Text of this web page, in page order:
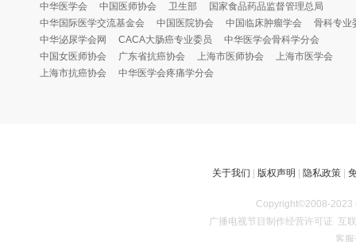
中华医学会 中国医师协会 卫生部
国家食品药品监督管理总局
中华国际医学交流基金会
中国医院协会 中国临床肿瘤学会
骨科专业
中华泌尿学会网
CACA大肠癌专业委员
中华医学会骨科学分会
中国女医师协会
广东省抗癌协会 上海市医师协会
上海市医学会
上海市抗癌协会
中华医学会疼痛学分会
关于我们 | 版权声明 | 隐私政策|
Copyright©2008-2023
广播电视节目制作经营许可证 互
客